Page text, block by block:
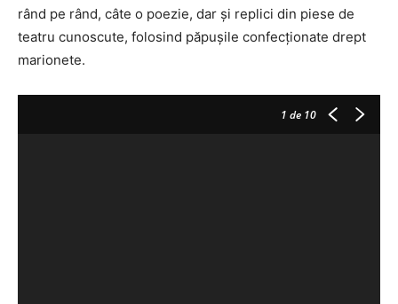
rând pe rând, câte o poezie, dar și replici din piese de
teatru cunoscute, folosind păpușile confecționate drept
marionete.
1 de 10